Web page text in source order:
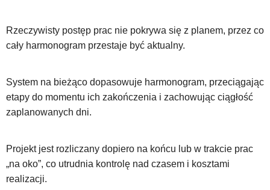
Rzeczywisty postęp prac nie pokrywa się z planem, przez co
cały harmonogram przestaje być aktualny.
System na bieżąco dopasowuje harmonogram, przeciągając
etapy do momentu ich zakończenia i zachowując ciągłość
zaplanowanych dni.
Projekt jest rozliczany dopiero na końcu lub w trakcie prac
„na oko”, co utrudnia kontrolę nad czasem i kosztami
realizacji.